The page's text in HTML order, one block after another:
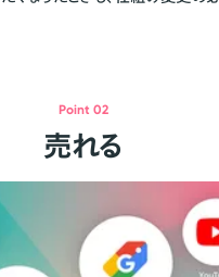
Point 02
売れる